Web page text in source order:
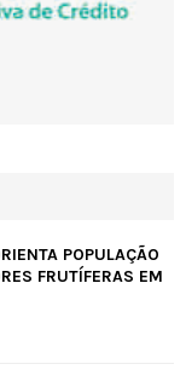
POPULAÇÃO
FRUTÍFERAS EM